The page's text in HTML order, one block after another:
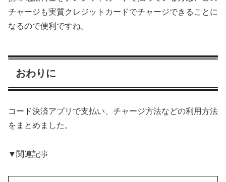
チャージも実質クレジットカードでチャージできることに
なるので便利ですね。
おわりに
コード決済アプリで支払い、チャージ方法などの利用方法
をまとめました。
▼関連記事